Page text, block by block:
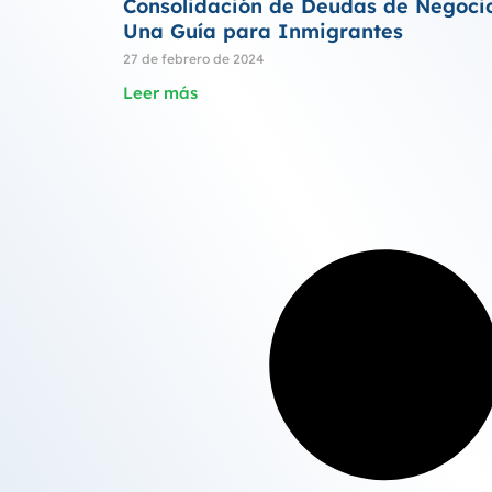
Consolidación de Deudas de
Una Guía para Inmigrantes
27 de febrero de 2024
Leer más